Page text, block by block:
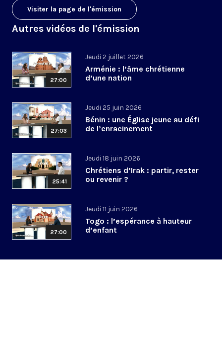
Visiter la page de l'émission
Autres vidéos de l'émission
27:00
Jeudi 2 juillet 2026
Arménie : l’âme chrétienne
d’une nation
27:03
Jeudi 25 juin 2026
Bénin : une Église jeune au défi
de l’enracinement
25:41
Jeudi 18 juin 2026
Chrétiens d’Irak : partir, rester
ou revenir ?
27:00
Jeudi 11 juin 2026
Togo : l’espérance à hauteur
d’enfant